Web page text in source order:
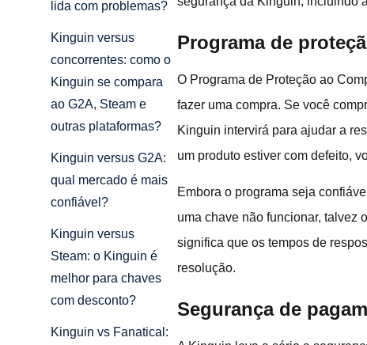
lida com problemas?
Kinguin versus
concorrentes: como o
Kinguin se compara
ao G2A, Steam e
outras plataformas?
Kinguin versus G2A:
qual mercado é mais
confiável?
Kinguin versus
Steam: o Kinguin é
melhor para chaves
com desconto?
Kinguin vs Fanatical:
Programa de
O Programa de Proteção ao
fazer uma compra. Se você
Kinguin intervirá para ajudar a
um produto estiver com defeito,
Embora o programa seja
uma chave não funcionar, talvez
significa que os tempos de
resolução.
Segurança de